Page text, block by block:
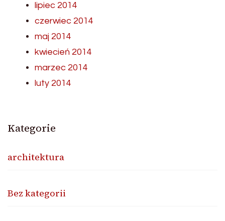
lipiec 2014
czerwiec 2014
maj 2014
kwiecień 2014
marzec 2014
luty 2014
Kategorie
architektura
Bez kategorii